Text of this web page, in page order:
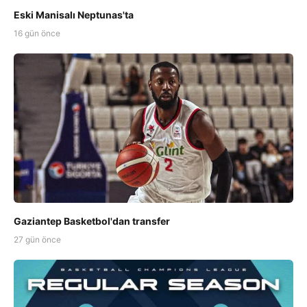
Eski Manisalı Neptunas'ta
16 gün önce
Gaziantep Basketbol'dan transfer
27 gün önce